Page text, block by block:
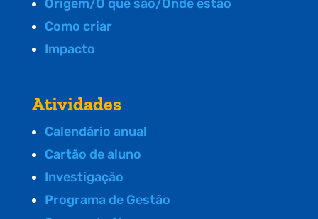
Origem/O que são/Onde estão
Como criar
Impacto
Atividades
Calendário anual
Cartão de aluno
Investigação
Programa de Gestão